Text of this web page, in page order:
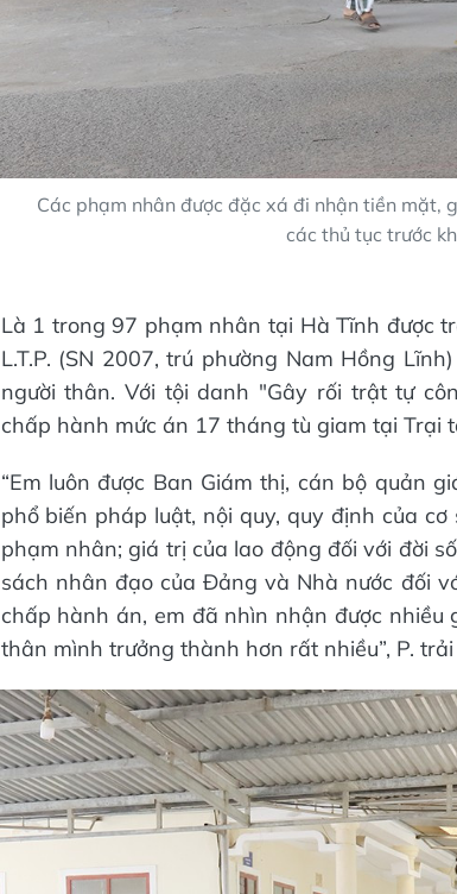
Các phạm nhân được đặc xá đi nhận tiền mặt,
các thủ tục trước
Là 1 trong 97 phạm nhân tại Hà Tĩnh được
L.T.P. (SN 2007, trú phường Nam Hồng
người thân. Với tội danh "Gây rối trật tự
chấp hành mức án 17 tháng tù giam tại Trại
“Em luôn được Ban Giám thị, cán bộ quản
phổ biến pháp luật, nội quy, quy định của
phạm nhân; giá trị của lao động đối với đời
sách nhân đạo của Đảng và Nhà nước đối
chấp hành án, em đã nhìn nhận được
thân mình trưởng thành hơn rất nhiều”, P. trải